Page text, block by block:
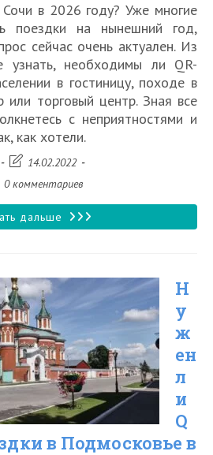
в 2026 году? Уже многие
поездки на нынешний год,
сейчас очень актуален. Из
узнать, необходимы ли QR-
в гостиницу, походе в
или торговый центр. Зная все
с неприятностями и
как хотели.
Запись
изменена:
14.02.2022
0 комментариев
дальше Нужен
поездки
в
Сочи
в
2026
Н
у
ж
ен
л
и
Q
в Подмосковье в